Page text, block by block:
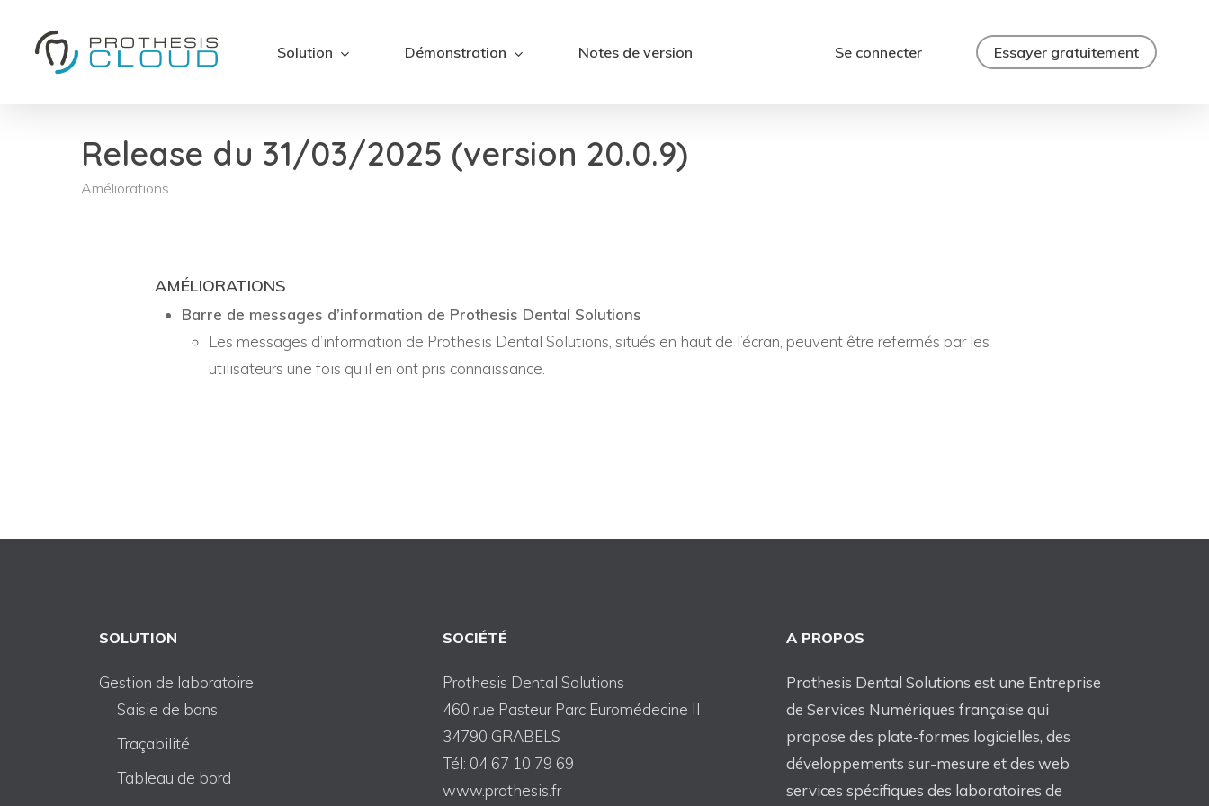
Solution Démonstration Notes de version Se connecter Essayer gratuitement
Release du 31/03/2025 (version 20.0.9)
Améliorations
AMÉLIORATIONS
Barre de messages d’information de Prothesis Dental Solutions
Les messages d’information de Prothesis Dental Solutions, situés en haut de l’écran, peuvent être refermés par les
utilisateurs une fois qu’il en ont pris connaissance.
SOLUTION
Gestion de laboratoire
Saisie de bons
Traçabilité
Tableau de bord
SOCIÉTÉ
Prothesis Dental Solutions
460 rue Pasteur Parc Euromédecine II
34790 GRABELS
Tél: 04 67 10 79 69
www.prothesis.fr
A PROPOS
Prothesis Dental Solutions est une Entreprise
de Services Numériques française qui
propose des plate-formes logicielles, des
développements sur-mesure et des web
services spécifiques des laboratoires de